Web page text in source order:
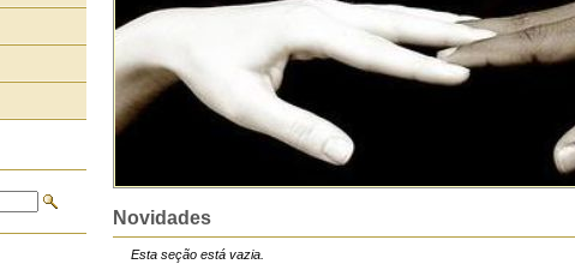
Novidades
Esta seção está vazia.